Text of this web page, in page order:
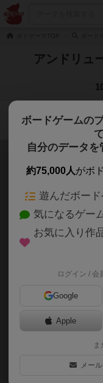
アンドリュ
20
作
ロブ・ダヴィオー（
ダニエルズ・カス
カリオペ・ゲームズ
ボードゲームの
自分のデータを
約75,000人がボ
遊んだボー
気になるゲー
お気に入り作
ログイン / 会
Google
Apple
ま
メー